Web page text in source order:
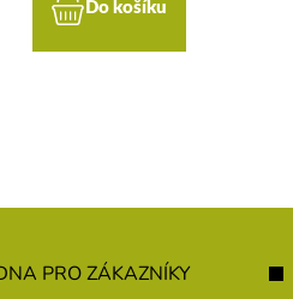
Do košíku
PRO ZÁKAZNÍKY